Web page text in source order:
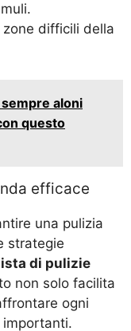
difficili della
aloni
questo
efficace
una pulizia
strategie
di pulizie
non solo facilita
ogni